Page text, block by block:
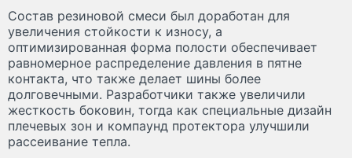
Состав резиновой смеси был доработан для
увеличения стойкости к износу, а
оптимизированная форма полости обеспечивает
равномерное распределение давления в пятне
контакта, что также делает шины более
долговечными. Разработчики также увеличили
жесткость боковин, тогда как специальные дизайн
плечевых зон и компаунд протектора улучшили
рассеивание тепла.